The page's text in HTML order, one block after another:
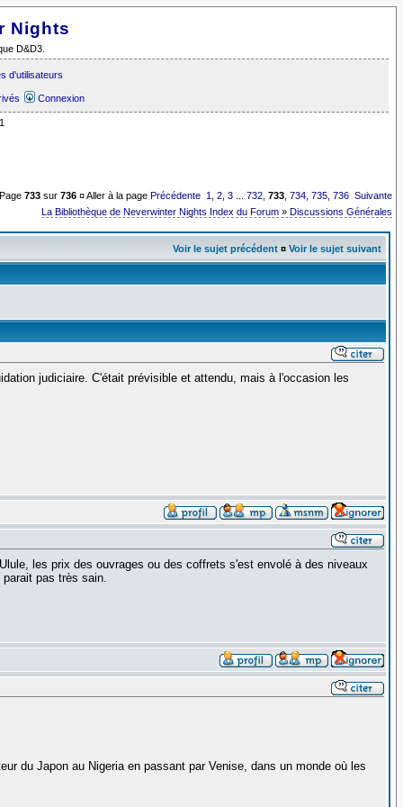
Nights
D&D3.
d'utilisateurs
Connexion
Page733 sur736 ¤ Aller à la page Précédente 1 ,2 ,3 ...732 ,733 ,734 ,735 ,736 Suivante
La Bibliothèque de Neverwinter Nights Index du Forum »Discussions Générales
Voir le sujet précédent¤ Voir le sujet suivant
judiciaire. C'était prévisible et attendu, mais à l'occasion les
les prix des ouvrages ou des coffrets s'est envolé à des niveaux
pas très sain.
du Japon au Nigeria en passant par Venise, dans un monde où les